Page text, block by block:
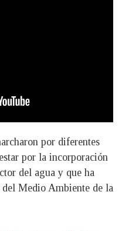
por diferentes
por la incorporación
del agua y que ha
Medio Ambiente de la